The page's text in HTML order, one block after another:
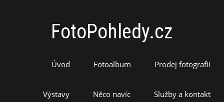
FotoPohledy.cz
Úvod Fotoalbum Prodej fotografií
Výstavy Něco navíc Služby a kontakt